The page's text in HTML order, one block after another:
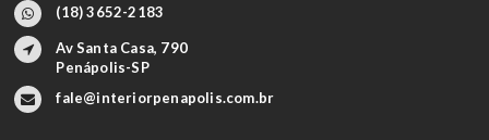
(18) 3652-2183
Av Santa Casa, 790
Penápolis-SP
fale@interiorpenapolis.com.br